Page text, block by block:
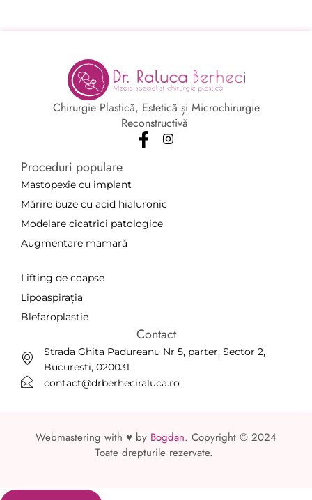
Chirurgie Plastică, Estetică și Microchirurgie
Reconstructivă
Proceduri populare
Mastopexie cu implant
Mărire buze cu acid hialuronic
Modelare cicatrici patologice
Augmentare mamară
Lifting de coapse
Lipoaspirația
Blefaroplastie
Contact
Strada Ghita Padureanu Nr 5, parter, Sector 2,
Bucuresti, 020031
contact@drberheciraluca.ro
Webmastering with ♥ by Bogdan. Copyright © 2024
Toate drepturile rezervate.